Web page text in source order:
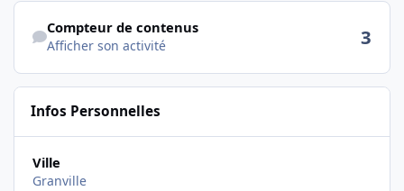
Afficher son activité
Compteur de contenus
Afficher son activité 3
Infos Personnelles
Ville
Granville